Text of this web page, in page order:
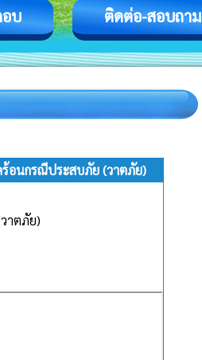
บ ติดต่อ-สอบถาม
ร้อนกรณีประสบภัย (วาตภัย)
าตภัย)